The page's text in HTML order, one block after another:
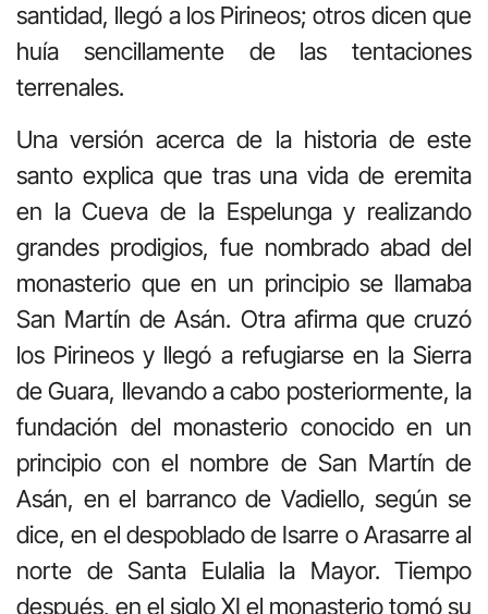
santidad, llegó a los Pirineos; otros dicen que
huía sencillamente de las tentaciones
terrenales.
Una versión acerca de la historia de este
santo explica que tras una vida de eremita
en la Cueva de la Espelunga y realizando
grandes prodigios, fue nombrado abad del
monasterio que en un principio se llamaba
San Martín de Asán. Otra afirma que cruzó
los Pirineos y llegó a refugiarse en la Sierra
de Guara, llevando a cabo posteriormente, la
fundación del monasterio conocido en un
principio con el nombre de San Martín de
Asán, en el barranco de Vadiello, según se
dice, en el despoblado de Isarre o Arasarre al
norte de Santa Eulalia la Mayor. Tiempo
después, en el siglo XI el monasterio tomó su